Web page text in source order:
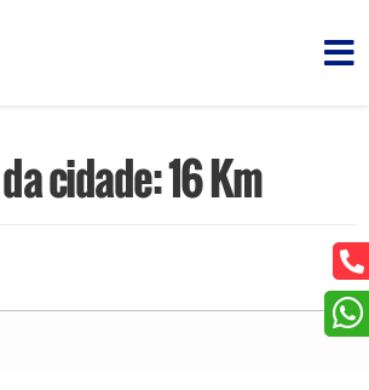
cidade: 16 Km